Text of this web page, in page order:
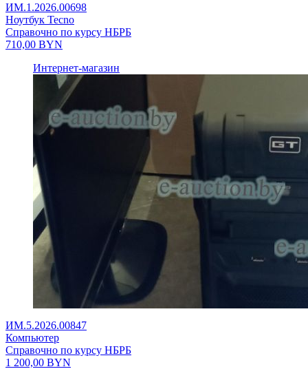
ИМ.1.2026.00698
Ноутбук Tecno
Справочно по курсу НБРБ
710,00 BYN
Интернет-магазин
ИМ.5.2026.00847
Компьютер
Справочно по курсу НБРБ
1 200,00 BYN